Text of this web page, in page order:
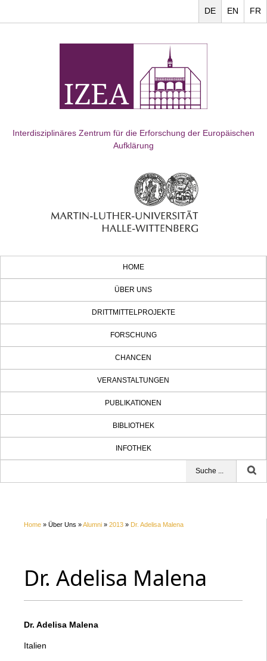
FR
EN
DE
Interdisziplinäres Zentrum für die Erforschung der Europäischen
Aufklärung
HOME
ÜBER UNS
DRITTMITTELPROJEKTE
FORSCHUNG
CHANCEN
VERANSTALTUNGEN
PUBLIKATIONEN
BIBLIOTHEK
INFOTHEK
Home » Über Uns »Alumni » 2013 » Dr. Adelisa Malena
Dr. Adelisa Malena
Dr. Adelisa Malena
Italien